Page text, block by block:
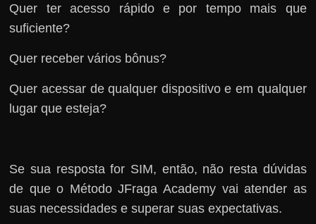
Quer ter acesso rápido e por tempo mais que
suficiente?
Quer receber vários bônus?
Quer acessar de qualquer dispositivo e em qualquer
lugar que esteja?
Se sua resposta for SIM, então, não resta dúvidas
de que o Método JFraga Academy vai atender as
suas necessidades e superar suas expectativas.